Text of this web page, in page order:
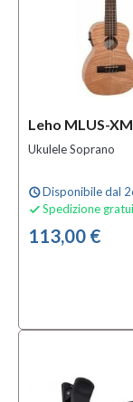
Leho MLUS-
Ukulele Soprano
scheduleDisponibile dal
 Spedizione
113,00 €